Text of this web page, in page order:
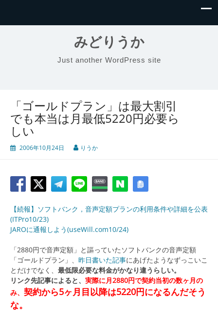
みどりうか
Just another WordPress site
「ゴールドプラン」は最大割引
でも本当は月最低5220円必要ら
しい
2006年10月24日 りうか
【続報】ソフトバンク，音声定額プランの利用条件や詳細を公表
(ITPro10/23)
JAROに通報しよう(useWill.com10/24)
「2880円で音声定額」と謳っていたソフトバンクの音声定額
「ゴールドプラン」、 昨日書いた記事にあげたようなずっこいこ
とだけでなく、 最低限必要な料金がかなり違うらしい。
リンク先記事によると、 実際に月2880円で契約当初の数ヶ月の
み、 契約から5ヶ月目以降は5220円になるんだそう
な。